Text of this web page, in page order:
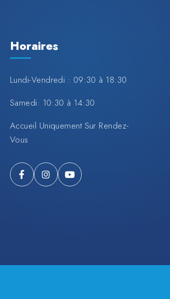
Horaires
Lundi-Vendredi : 09:30 à 18:30
Samedi: 10:30 à 14:30
Accueil Uniquement Sur Rendez-
Vous